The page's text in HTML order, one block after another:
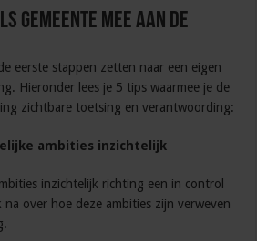
gemeente mee aan de
eerste stappen zetten naar een eigen
Hieronder lees je 5 tips waarmee je de
zichtbare toetsing en verantwoording:
ambities inzichtelijk
inzichtelijk richting een in control
over hoe deze ambities zijn verweven